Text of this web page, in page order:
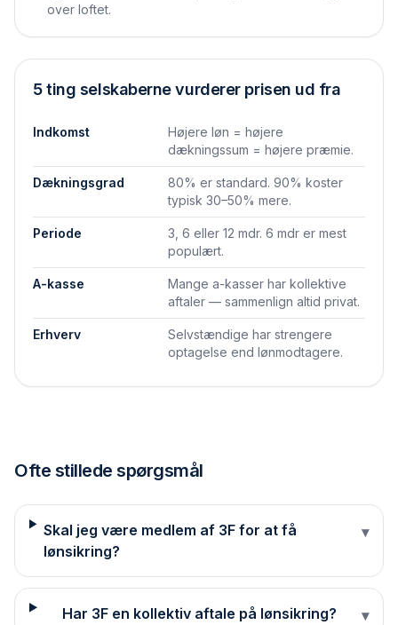
over loftet.
5 ting selskaberne vurderer prisen ud fra
Indkomst
Højere løn = højere
dækningssum = højere præmie.
Dækningsgrad
80% er standard. 90% koster
typisk 30–50% mere.
Periode
3, 6 eller 12 mdr. 6 mdr er mest
populært.
A-kasse
Mange a-kasser har kollektive
aftaler — sammenlign altid privat.
Erhverv
Selvstændige har strengere
optagelse end lønmodtagere.
Ofte stillede spørgsmål
Skal jeg være medlem af 3F for at få
lønsikring?
▾
Har 3F en kollektiv aftale på lønsikring? ▾